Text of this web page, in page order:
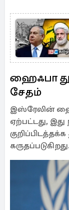
ஹைஃபா
சேதம்
இஸ்ரேலின்
ஏற்பட்டது, இது
கருதப்படுகிறது.